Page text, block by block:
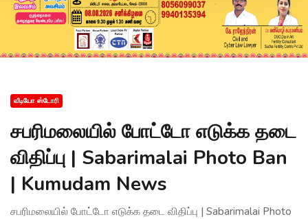
வீடியோ ஸ்டோரி
சபரிமலையில் போட்டோ எடுக்க தடை
விதிப்பு | Sabarimalai Photo Ban
| Kumudam News
சபரிமலையில் போட்டோ எடுக்க தடை விதிப்பு | Sabarimalai Photo